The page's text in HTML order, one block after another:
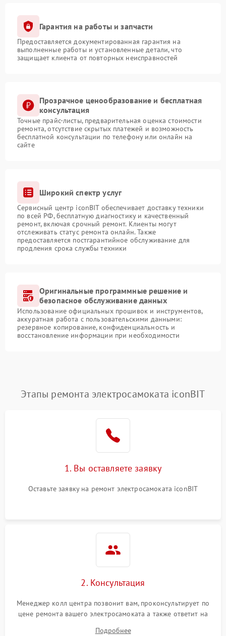
Гарантия на работы и запчасти
Предоставляется документированная гарантия на
выполненные работы и установленные детали, что
защищает клиента от повторных неисправностей
Прозрачное ценообразование и бесплатная
консультация
Точные прайс-листы, предварительная оценка стоимости
ремонта, отсутствие скрытых платежей и возможность
бесплатной консультации по телефону или онлайн на
сайте
Широкий спектр услуг
Сервисный центр iconBIT обеспечивает доставку техники
по всей РФ, бесплатную диагностику и качественный
ремонт, включая срочный ремонт. Клиенты могут
отслеживать статус ремонта онлайн. Также
предоставляется постгарантийное обслуживание для
продления срока службы техники
Оригинальные программные решение и
безопасное обслуживание данных
Использование официальных прошивок и инструментов,
аккуратная работа с пользовательскими данными:
резервное копирование, конфиденциальность и
восстановление информации при необходимости
Этапы ремонта электросамоката iconBIT
1. Вы оставляете заявку
Оставьте заявку на ремонт электросамоката iconBIT
2. Консультация
Менеджер колл центра позвонит вам, проконсультирует по
цене ремонта вашего электросамоката а также ответит на
Подробнее